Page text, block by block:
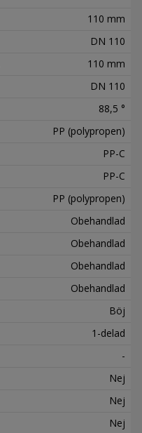
110 mm
DN 110
110 mm
DN 110
88,5 °
PP (polypropen)
PP-C
PP-C
PP (polypropen)
Obehandlad
Obehandlad
Obehandlad
Obehandlad
Böj
1-delad
-
Nej
Nej
Nej